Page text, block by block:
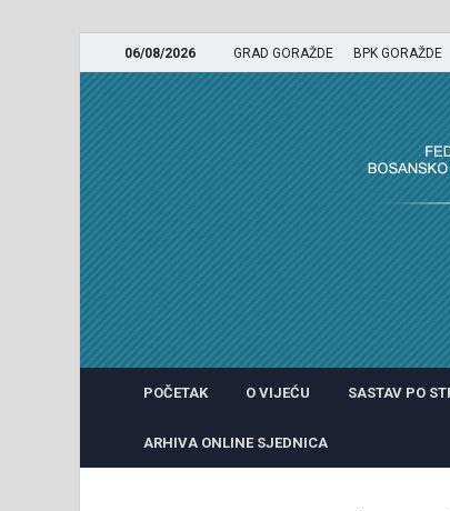
06/08/2026 GRAD GORAŽDE BPK GORAŽDE
GRADSKO VIJEĆE
POČETAK O VIJEĆU SASTAV PO
ARHIVA ONLINE SJEDNICA